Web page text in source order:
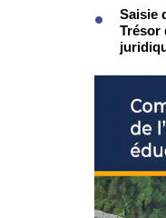
Saisie
Trésor